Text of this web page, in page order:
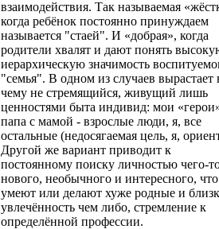
взаимодействия. Так называемая
когда ребёнок постоянно принуждаем
называется "стаей". И «добрая», когда
родители хвалят и дают понять
иерархическую значимость
"семья". В одном из случаев вырастает
чему не стремящийся, живущий лишь
ценностями быта индивид: мои
папа с мамой - взрослые люди, я, все
остальные (недосягаемая цель, я,
Другой же вариант приводит к
постоянному поиску личностью чего-
нового, необычного и интересного,
умеют или делают хуже родные и
увлечённость чем либо, стремление к
определённой профессии.